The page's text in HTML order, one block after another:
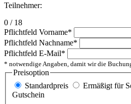
Teilnehmer:
0 / 18
Pflichtfeld Vorname*
Pflichtfeld Nachname*
Pflichtfeld E-Mail*
* notwendige Angaben, damit wir die
Preisoption
Standardpreis
Ermäßigt für
Gutschein